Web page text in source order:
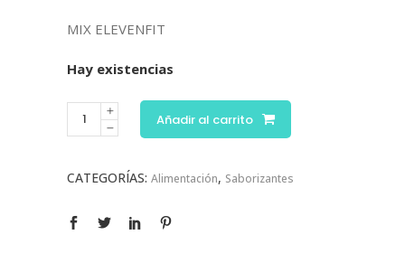
MIX ELEVENFIT
Hay existencias
Añadir al carrito
CATEGORÍAS: Alimentación, Saborizantes